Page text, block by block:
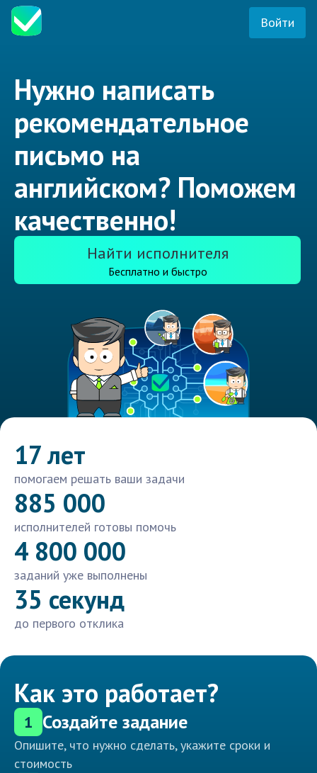
Войти
Нужно написать
рекомендательное
письмо на
английском? Поможем
качественно!
Найти исполнителя
Бесплатно и быстро
17 лет
помогаем решать ваши задачи
885 000
исполнителей готовы помочь
4 800 000
заданий уже выполнены
35 секунд
до первого отклика
Как это работает?
1 Создайте задание
Опишите, что нужно сделать, укажите сроки и
стоимость